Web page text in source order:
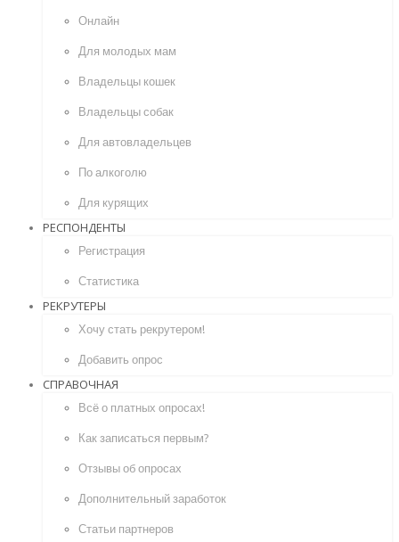
Онлайн
Для молодых мам
Владельцы кошек
Владельцы собак
Для автовладельцев
По алкоголю
Для курящих
РЕСПОНДЕНТЫ
Регистрация
Статистика
РЕКРУТЕРЫ
Хочу стать рекрутером!
Добавить опрос
СПРАВОЧНАЯ
Всё о платных опросах!
Как записаться первым?
Отзывы об опросах
Дополнительный заработок
Статьи партнеров